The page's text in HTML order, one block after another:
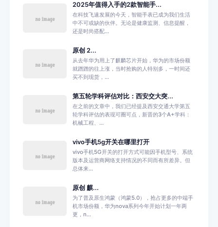
2025年值得入手的2款智能手...
在科技飞速发展的今天，智能手表已成为我们生活
中不可或缺的伙伴。无论是健康监测、信息提醒，
还是时尚搭配...
原创 2...
从去年华为用上了麒麟芯片开始，华为的市场份额
就蹭蹭的往上涨，当时抢购的人特别多，一时间还
买不到现货，...
第五轮学科评估对比：西安交大突...
在之前的文章中，我们已经提及西安交通大学第五
轮学科评估的表现可圈可点，新晋的3个A+学科：
机械工程、...
vivo手机5g开关在哪里打开
vivo手机5G开关的打开方式可能因手机型号、系统
版本及运营商网络支持情况的不同而有所差异。但
总体来...
原创 麒...
为了普及原生鸿蒙（鸿蒙5.0），抢占更多的中端手
机市场份额，华为nova系列今年开始计划一年两
更，n...